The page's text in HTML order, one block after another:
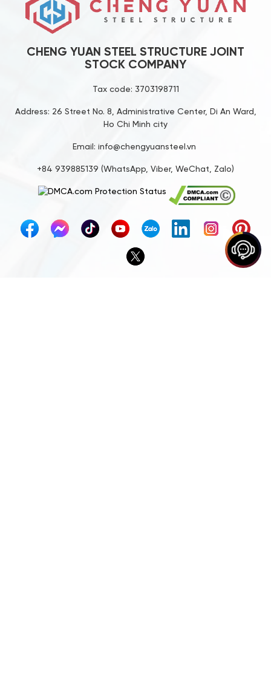
CHENG YUAN STEEL STRUCTURE JOINT
STOCK COMPANY
Tax code: 3703198711
Address: 26 Street No. 8, Administrative Center, Di An Ward,
Ho Chi Minh city
Email: info@chengyuansteel.vn
+84 939885139 (WhatsApp, Viber, WeChat, Zalo)